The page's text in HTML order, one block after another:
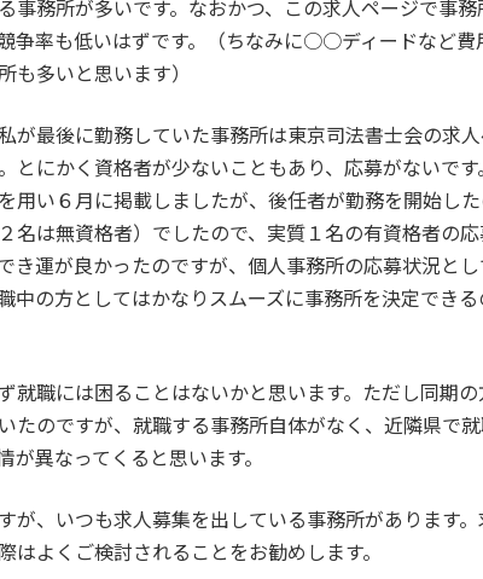
事務所が多いです。なおかつ、この求人ページで事務
争率も低いはずです。（ちなみに○○ディードなど費
も多いと思います）
が最後に勤務していた事務所は東京司法書士会の求
とにかく資格者が少ないこともあり、応募がないで
用い６月に掲載しましたが、後任者が勤務を開始し
名は無資格者）でしたので、実質１名の有資格者の
き運が良かったのですが、個人事務所の応募状況と
中の方としてはかなりスムーズに事務所を決定でき
就職には困ることはないかと思います。ただし同期の
たのですが、就職する事務所自体がなく、近隣県で
異なってくると思います。
が、いつも求人募集を出している事務所があります。
よくご検討されることをお勧めします。